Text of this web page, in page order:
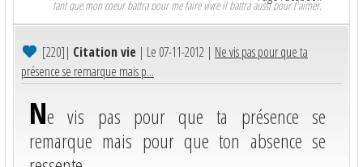
tant que mon coeur battra pour me faire vivre il battra aussi pour t'aimer.
[220]| Citation vie | Le 07-11-2012 | Ne vis pas pour que ta
présence se remarque mais p...
Ne vis pas pour que ta présence se
remarque mais pour que ton absence se